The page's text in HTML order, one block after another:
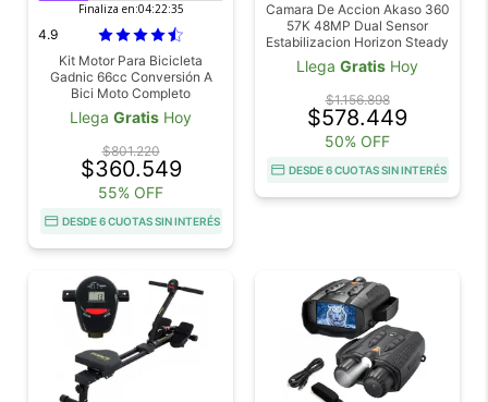
Finaliza en:04:22:34
4.9
Kit Motor Para Bicicleta
Gadnic 66cc Conversión A
Bici Moto Completo
Llega Gratis Hoy
$801.220
$360.549
55% OFF
DESDE 6 CUOTAS SIN INTERÉS
Camara De Accion Akaso 360
57K 48MP Dual Sensor
Estabilizacion Horizon Steady
WiFi Bluetooth Pantalla Tactil
Llega Gratis Hoy
$1.156.898
$578.449
50% OFF
DESDE 6 CUOTAS SIN INTERÉS